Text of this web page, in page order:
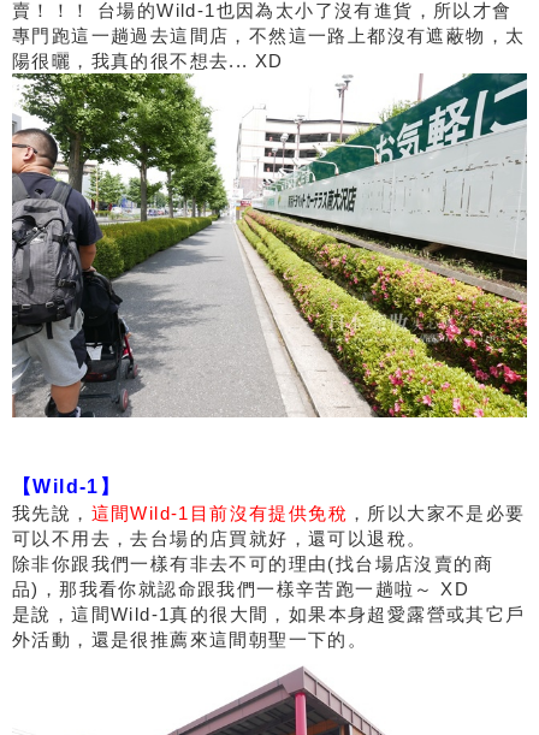
賣！！！ 台場的Wild-1也因為太小了沒有進貨，所以才會
專門跑這一趟過去這間店，不然這一路上都沒有遮蔽物，太
陽很曬，我真的很不想去... XD
【Wild-1】
我先說， 這間Wild-1目前沒有提供免稅 ，所以大家不是必要
可以不用去，去台場的店買就好，還可以退稅。
除非你跟我們一樣有非去不可的理由(找台場店沒賣的商
品)，那我看你就認命跟我們一樣辛苦跑一趟啦～ XD
是說，這間Wild-1真的很大間，如果本身超愛露營或其它戶
外活動，還是很推薦來這間朝聖一下的。